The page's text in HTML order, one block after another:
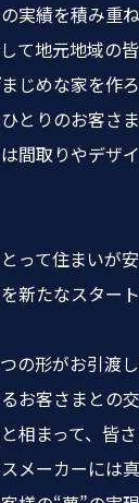
実績を積み重
て地元地域の
じめな家を作
とりのお客さ
間取りやデザ
って住まいが
新たなスター
の形がお引渡
お客さまとの
相まって、皆
メーカーには